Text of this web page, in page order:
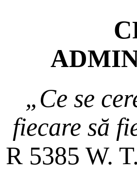
„Ce se
fiecare să
R 5385 W.